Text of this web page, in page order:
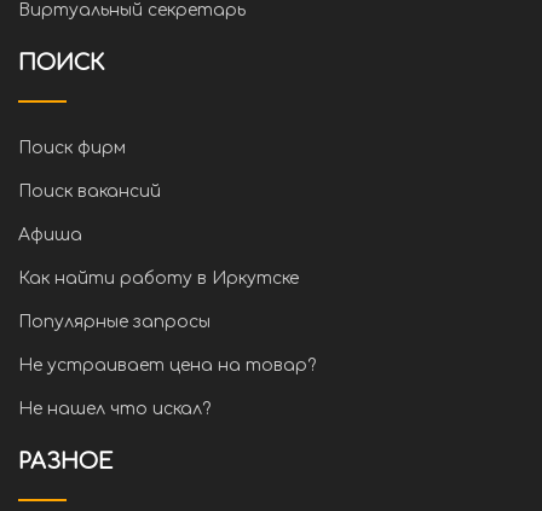
Виртуальный секретарь
ПОИСК
Поиск фирм
Поиск вакансий
Афиша
Как найти работу в Иркутске
Популярные запросы
Не устраивает цена на товар?
Не нашел что искал?
РАЗНОЕ